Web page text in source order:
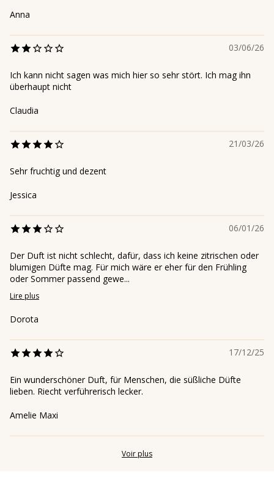
Аnna
03/06/26
Ich kann nicht sagen was mich hier so sehr stört. Ich mag ihn
überhaupt nicht
Claudia
21/03/26
Sehr fruchtig und dezent
Jessica
06/01/26
Der Duft ist nicht schlecht, dafür, dass ich keine zitrischen oder
blumigen Düfte mag. Für mich wäre er eher für den Frühling
oder Sommer passend gewe...
Lire plus
Dorota
17/12/25
Ein wunderschöner Duft, für Menschen, die süßliche Düfte
lieben. Riecht verführerisch lecker.
Amelie Maxi
Voir plus